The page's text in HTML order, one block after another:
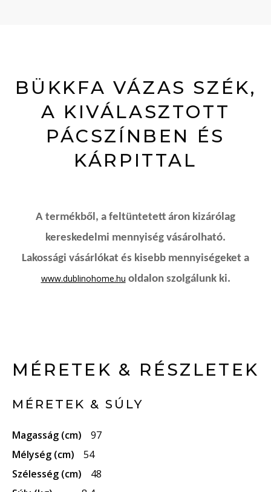
BÜKKFA VÁZAS SZÉK,
A KIVÁLASZTOTT
PÁCSZÍNBEN ÉS
KÁRPITTAL
A termékből, a feltüntetett áron kizárólag
kereskedelmi mennyiség vásárolható.
Lakossági vásárlókat és kisebb mennyiségeket a
www.dublinohome.hu oldalon szolgálunk ki.
MÉRETEK & RÉSZLETEK
MÉRETEK & SÚLY
Magasság (cm)
97
Mélység (cm)
54
Szélesség (cm)
48